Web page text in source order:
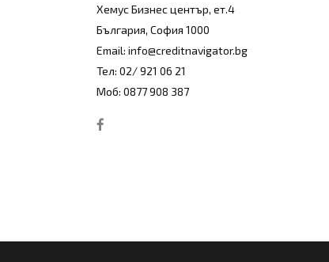
Хемус Бизнес център, ет.4
България, София 1000
Email: info@creditnavigator.bg
Тел: 02/ 921 06 21
Моб: 0877 908 387